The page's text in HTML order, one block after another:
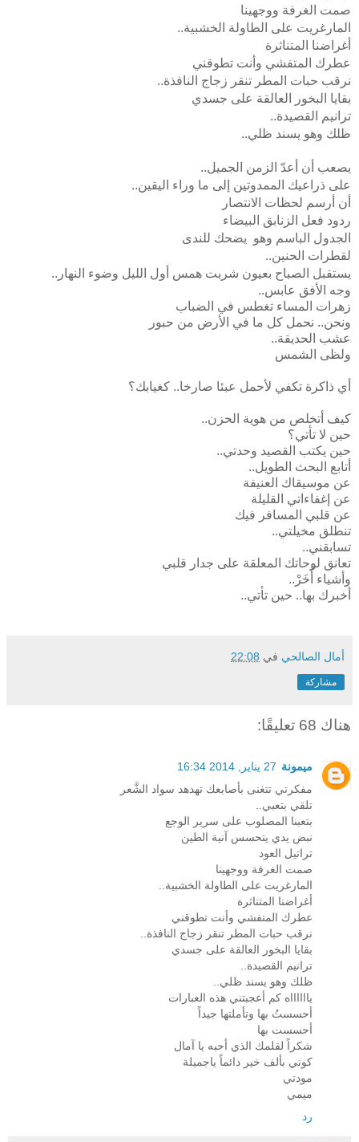
صمت الغرفة ووجهينا
المارغريت على الطاولة الخشبية..
أغراضنا المتناثرة
عطرك المتفشي وأنت تطوقني
نرقب حبات المطر تنقر زجاج النافذة..
بقايا البخور العالقة على جسدي
ترانيم القصيدة..
ظلك وهو يسند ظلي..
يصعب أن أعدّ الزمن الجميل..
على ذراعيك الممدوتين إلى ما وراء اليقين..
أن أرسم لحظات الانتصار
ردود فعل الزنابق البيضاء
الجدول الباسم وهو يضحك للندى
لقطرات الحنين..
يستقبل الصباح بعيون شربت همس أول الليل وضوء النهار..
وجه الأفق عابس..
زهرات المساء تغطس في الضباب
ونحن.. نحمل كل ما في الأرض من حبور
عشب الحديقة..
ولظى الشمس
أي ذاكرة تكفي لأحمل عبئا صارخا.. كغيابك؟
كيف أتخلص من هوية الحزن..
حين لا تأتي؟
حين يكتب القصيد وحدتي..
أتابع البحث الطويل..
عن موسيقاك العنيفة
عن إغفاءاتي القليلة
عن قلبي المسافر فيك
تنطلق مخيلتي..
تسابقني..
تعانق لوحاتك المعلقة على جدار قلبي
وأشياء أُخَرْ..
أخبرك بها.. حين تأتي..
أمال الصالحي في 22:08
مشاركة
هناك 68 تعليقًا:
ميمونة 27 يناير, 2014 16:34
مفكرتي تتغنى بأصابعك تهدهد سواد الشَّعر
تلقي بتعبي..
بتعبنا المصلوب على سرير الوجع
نبض يدي يتحسس آنية الطين
تراتيل العود
صمت الغرفة ووجهينا
المارغريت على الطاولة الخشبية..
أغراضنا المتناثرة
عطرك المتفشي وأنت تطوقني
نرقب حبات المطر تنقر زجاج النافذة..
بقايا البخور العالقة على جسدي
ترانيم القصيدة..
ظلك وهو يسند ظلي..
يااااااه كم أعجبتني هذه العبارات
أحسستُ بها وتأملتها جيداً
أحسست بها
شكراً لقلمك الذي أحبه يا آمال
كوني بألف خير دائماً ياجميلة
مودتي
ميمي
رد